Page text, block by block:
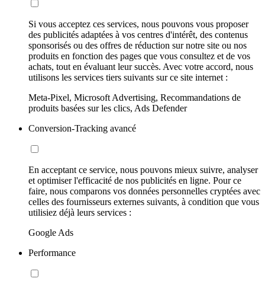
Si vous acceptez ces services, nous pouvons vous proposer
des publicités adaptées à vos centres d'intérêt, des contenus
sponsorisés ou des offres de réduction sur notre site ou nos
produits en fonction des pages que vous consultez et de vos
achats, tout en évaluant leur succès. Avec votre accord, nous
utilisons les services tiers suivants sur ce site internet :
Meta-Pixel, Microsoft Advertising, Recommandations de
produits basées sur les clics, Ads Defender
Conversion-Tracking avancé
En acceptant ce service, nous pouvons mieux suivre, analyser
et optimiser l'efficacité de nos publicités en ligne. Pour ce
faire, nous comparons vos données personnelles cryptées avec
celles des fournisseurs externes suivants, à condition que vous
utilisiez déjà leurs services :
Google Ads
Performance